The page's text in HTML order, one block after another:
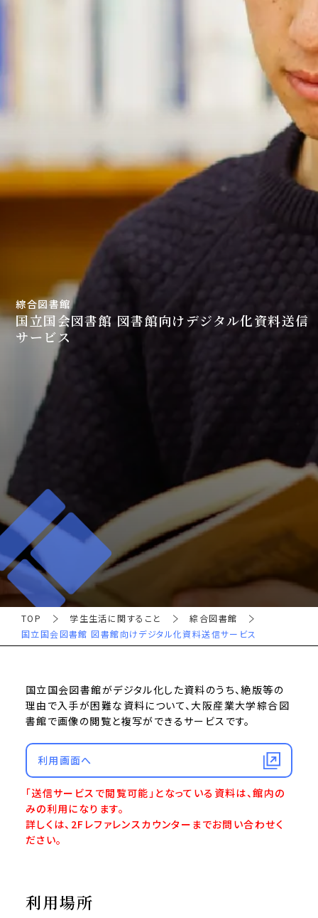
綜合図書館
国立国会図書館 図書館向けデジタル化資料送信
サービス
TOP 学生生活に関すること
綜合図書館
国立国会図書館 図書館向けデジタル化資料送信サービス
国立国会図書館がデジタル化した資料のうち、絶版等の
理由で入手が困難な資料について、大阪産業大学綜合図
書館で画像の閲覧と複写ができるサービスです。
利用画面へ
「送信サービスで閲覧可能」となっている資料は、館内の
みの利用になります。
詳しくは、2Fレファレンスカウンターまでお問い合わせく
ださい。
利用場所